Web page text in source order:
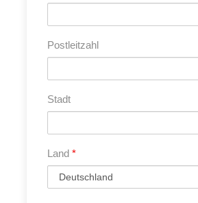
Postleitzahl
Stadt
Land *
Möglichkeit, sich einen lokalen Fahrer
Reiseleistungen
Im Reisepreis sind folgende
enthalten